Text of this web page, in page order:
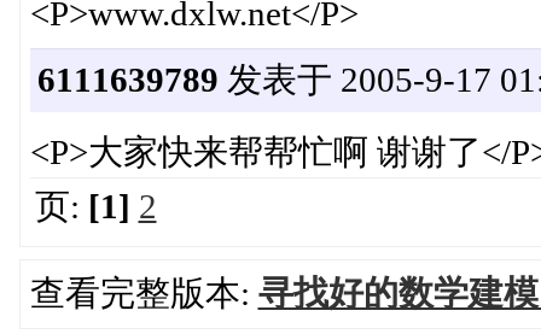
<P>www.dxlw.net</P>
6111639789 发表于 2005-9-17
<P>大家快来帮帮忙啊 谢谢了</
页: [1] 2
查看完整版本: 寻找好的数学建